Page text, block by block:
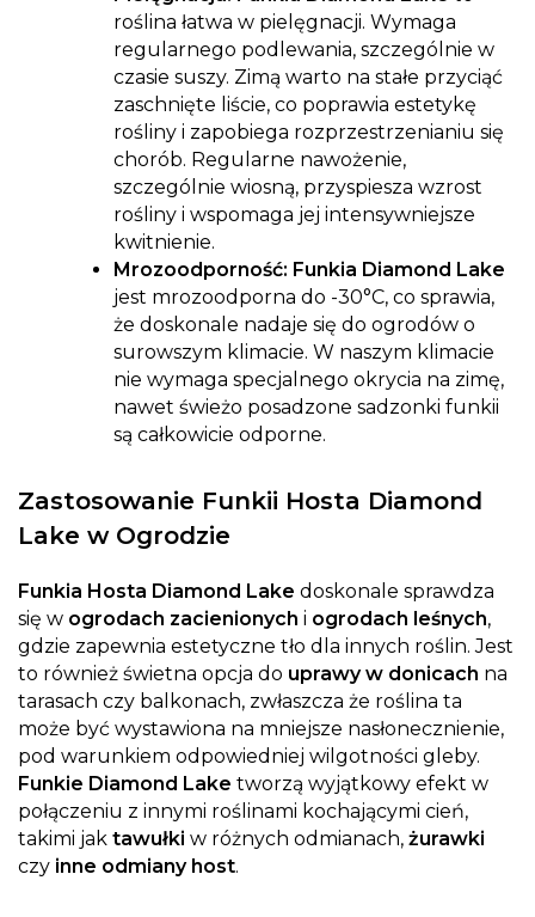
roślina łatwa w pielęgnacji. Wymaga
regularnego podlewania, szczególnie w
czasie suszy. Zimą warto na stałe przyciąć
zaschnięte liście, co poprawia estetykę
rośliny i zapobiega rozprzestrzenianiu się
chorób. Regularne nawożenie,
szczególnie wiosną, przyspiesza wzrost
rośliny i wspomaga jej intensywniejsze
kwitnienie.
Mrozoodporność: Funkia Diamond Lake
jest mrozoodporna do -30°C, co sprawia,
że doskonale nadaje się do ogrodów o
surowszym klimacie. W naszym klimacie
nie wymaga specjalnego okrycia na zimę,
nawet świeżo posadzone sadzonki funkii
są całkowicie odporne.
Zastosowanie Funkii Hosta Diamond
Lake w Ogrodzie
Funkia Hosta Diamond Lake doskonale sprawdza
się w ogrodach zacienionych i ogrodach leśnych,
gdzie zapewnia estetyczne tło dla innych roślin. Jest
to również świetna opcja do uprawy w donicach na
tarasach czy balkonach, zwłaszcza że roślina ta
może być wystawiona na mniejsze nasłonecznienie,
pod warunkiem odpowiedniej wilgotności gleby.
Funkie Diamond Lake tworzą wyjątkowy efekt w
połączeniu z innymi roślinami kochającymi cień,
takimi jak tawułki w różnych odmianach, żurawki
czy inne odmiany host.